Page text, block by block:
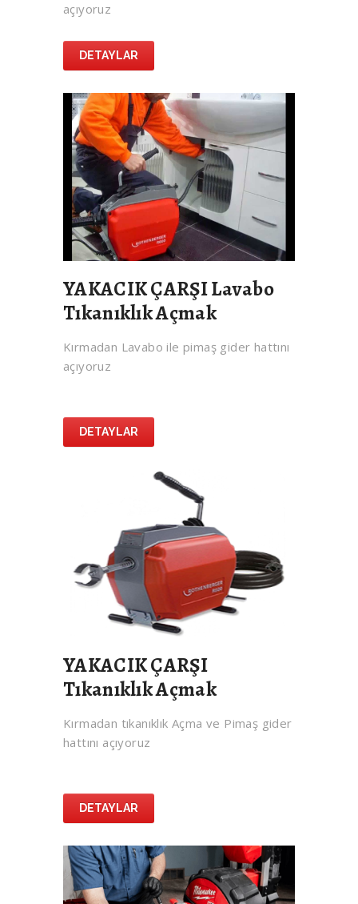
açıyoruz
DETAYLAR
YAKACIK ÇARŞI Lavabo
Tıkanıklık Açmak
Kırmadan Lavabo ile pimaş gider hattını
açıyoruz
DETAYLAR
YAKACIK ÇARŞI
Tıkanıklık Açmak
Kırmadan tıkanıklık Açma ve Pimaş gider
hattını açıyoruz
DETAYLAR